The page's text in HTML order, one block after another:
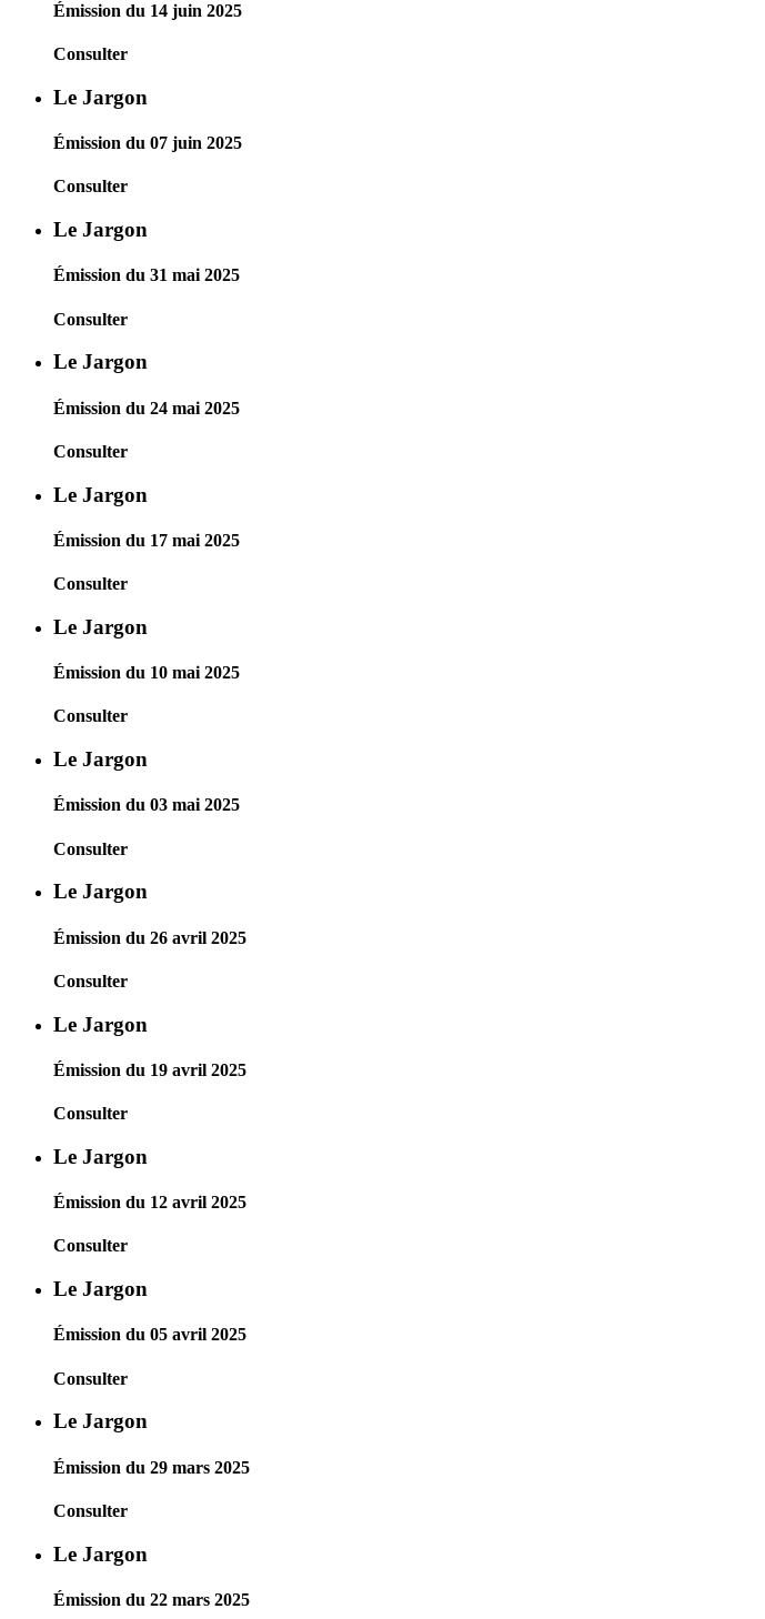
Émission du 14 juin 2025
Consulter
Le Jargon
Émission du 07 juin 2025
Consulter
Le Jargon
Émission du 31 mai 2025
Consulter
Le Jargon
Émission du 24 mai 2025
Consulter
Le Jargon
Émission du 17 mai 2025
Consulter
Le Jargon
Émission du 10 mai 2025
Consulter
Le Jargon
Émission du 03 mai 2025
Consulter
Le Jargon
Émission du 26 avril 2025
Consulter
Le Jargon
Émission du 19 avril 2025
Consulter
Le Jargon
Émission du 12 avril 2025
Consulter
Le Jargon
Émission du 05 avril 2025
Consulter
Le Jargon
Émission du 29 mars 2025
Consulter
Le Jargon
Émission du 22 mars 2025